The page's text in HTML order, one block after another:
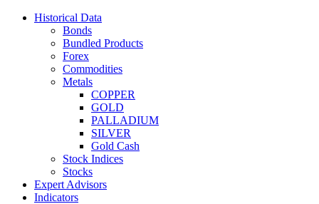
Historical Data
Bonds
Bundled Products
Forex
Commodities
Metals
COPPER
GOLD
PALLADIUM
SILVER
Gold Cash
Stock Indices
Stocks
Expert Advisors
Indicators